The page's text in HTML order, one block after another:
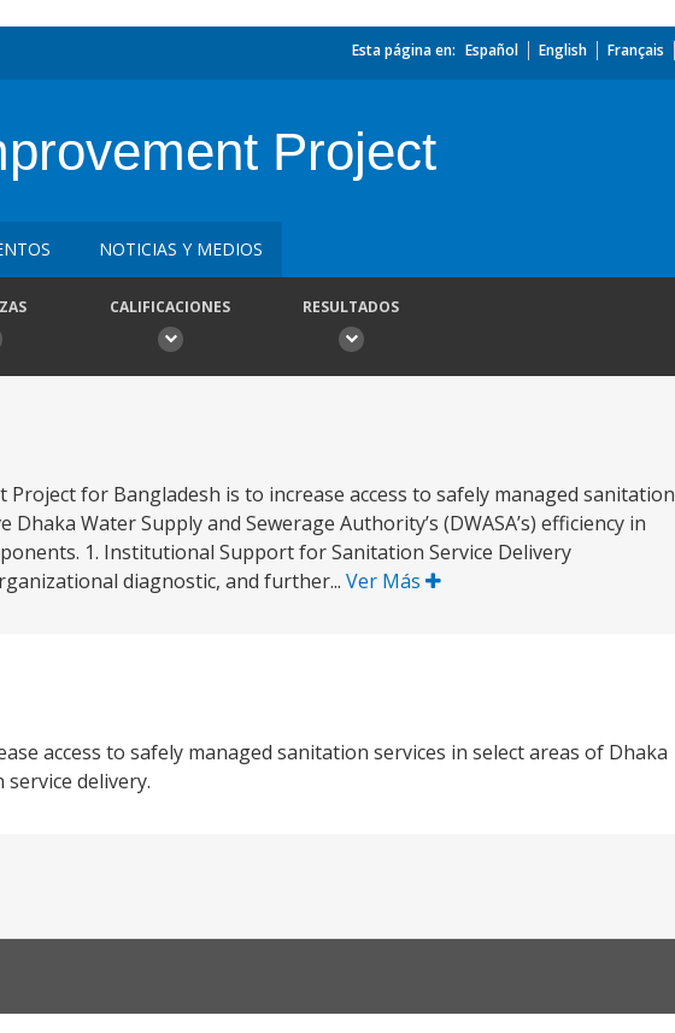
Esta página en: Español English Français
Project
NOTICIAS Y MEDIOS
CALIFICACIONES RESULTADOS
for Bangladesh is to increase access to safely managed sanitation
Water Supply and Sewerage Authority’s (DWASA’s) efficiency in
1. Institutional Support for Sanitation Service Delivery
diagnostic, and further... Ver Más
access to safely managed sanitation services in select areas of Dhaka
service delivery.